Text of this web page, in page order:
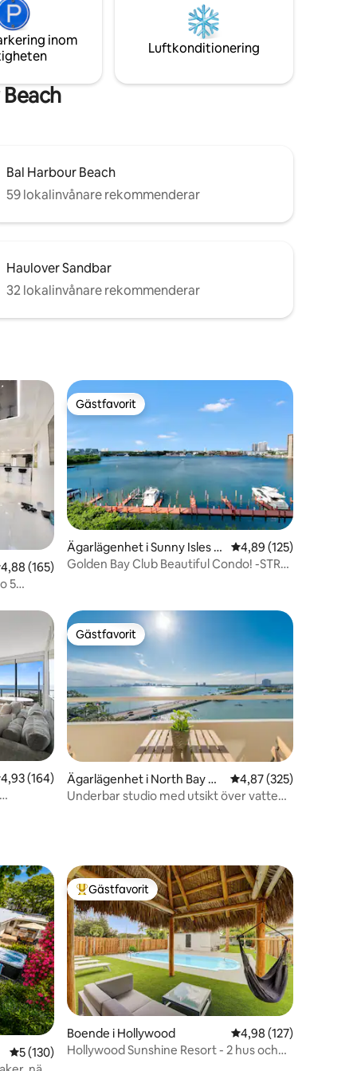
PÅ
utomhusbiljardbord, en täckt paviljong
och deluxe grill/hibachi!
inom
Luftkonditionering
Bal Harbour Beach
59 lokalinvånare rekommenderar
Haulover Sandbar
32 lokalinvånare rekommenderar
av 5 i genomsnittligt betyg, 165 omdömen
4,88 (165)
5
Gästfavorit
Gästfavorit
Ägarlägenhet i Sunny Isles B
each
4,89 av 5 i
4,89 (125)
Golden Bay Club Beautiful Condo! -STR-
av 5 i genomsnittligt betyg, 164 omdömen
4,93 (164)
Gästfavorit
Gästfavorit
Ägarlägenhet i North Bay Vill
age
4,87 av 5 i
4,87 (325)
Underbar studio med utsikt över vatten
5 av 5 i genomsnittligt betyg, 130 omdömen
5 (130)
Populär gästfavorit
Gästfavorit
Boende i Hollywood 4,98 av 5 i
4,98 (127)
Hollywood Sunshine Resort - 2 hus och